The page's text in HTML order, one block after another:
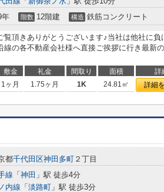
年 階数 12階建 構造 鉄筋コンクリート
覧頂きありがとうございます♪当社は他社に負
線の各不動産会社様へ直接ご挨拶に行き最新
敷金 礼金 間取り 面積 詳
1ヶ月 1.75ヶ月 1K 24.81㎡ 詳細
都千代田区神田多町 ２丁目
線 「 神田 」駅 徒歩4分
内線 「 淡路町 」駅 徒歩3分